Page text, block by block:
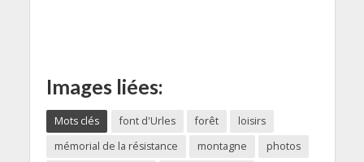
Images liées:
Mots clés font d'Urles forêt
loisirs
mémorial de la résistance
montagne
photos